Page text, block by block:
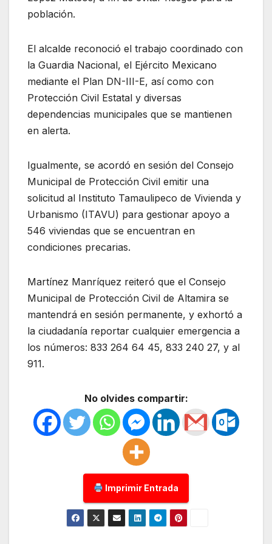
población.
El alcalde reconoció el trabajo coordinado con
la Guardia Nacional, el Ejército Mexicano
mediante el Plan DN-III-E, así como con
Protección Civil Estatal y diversas
dependencias municipales que se mantienen
en alerta.
Igualmente, se acordó en sesión del Consejo
Municipal de Protección Civil emitir una
solicitud al Instituto Tamaulipeco de Vivienda y
Urbanismo (ITAVU) para gestionar apoyo a
546 viviendas que se encuentran en
condiciones precarias.
Martínez Manríquez reiteró que el Consejo
Municipal de Protección Civil de Altamira se
mantendrá en sesión permanente, y exhortó a
la ciudadanía reportar cualquier emergencia a
los números: 833 264 64 45, 833 240 27, y al
911.
No olvides compartir:
Imprimir Entrada